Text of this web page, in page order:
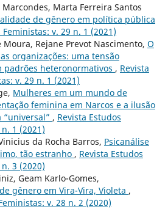
Marta Ferreira Santos
de gênero em política pública
Feministas: v. 29 n. 1 (2021)
Moura, Rejane Prevot Nascimento, O
organizações: uma tensão
padrões heteronormativos , Revista
v. 29 n. 1 (2021)
Mulheres em um mundo de
feminina em Narcos e a ilusão
“universal” , Revista Estudos
1 (2021)
da Rocha Barros, Psicanálise
tão estranho , Revista Estudos
3 (2020)
Geam Karlo-Gomes,
gênero em Vira-Vira, Violeta ,
v. 28 n. 2 (2020)